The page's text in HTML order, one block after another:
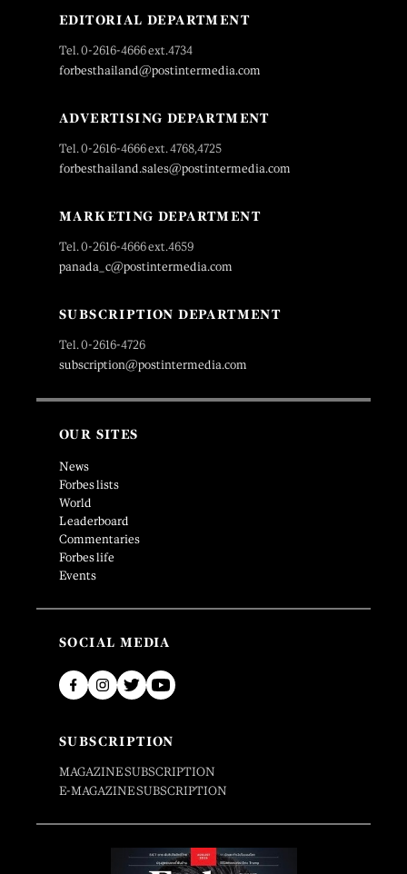
EDITORIAL DEPARTMENT
Tel. 0-2616-4666 ext.4734
forbesthailand@postintermedia.com
ADVERTISING DEPARTMENT
Tel. 0-2616-4666 ext. 4768,4725
forbesthailand.sales@postintermedia.com
MARKETING DEPARTMENT
Tel. 0-2616-4666 ext.4659
panada_c@postintermedia.com
SUBSCRIPTION DEPARTMENT
Tel. 0-2616-4726
subscription@postintermedia.com
OUR SITES
News
Forbes lists
World
Leaderboard
Commentaries
Forbes life
Events
SOCIAL MEDIA
SUBSCRIPTION
MAGAZINE SUBSCRIPTION
E-MAGAZINE SUBSCRIPTION